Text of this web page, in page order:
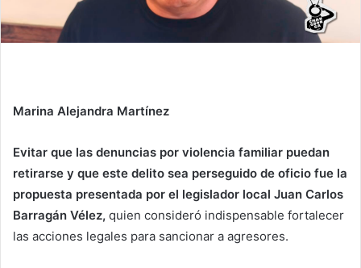
Marina Alejandra Martínez
Evitar que las denuncias por violencia familiar puedan
retirarse y que este delito sea perseguido de oficio fue la
propuesta presentada por el legislador local Juan Carlos
Barragán Vélez, quien consideró indispensable fortalecer
las acciones legales para sancionar a agresores.